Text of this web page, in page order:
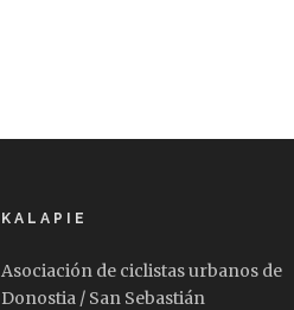
KALAPIE
Asociación de ciclistas urbanos de
Donostia / San Sebastián